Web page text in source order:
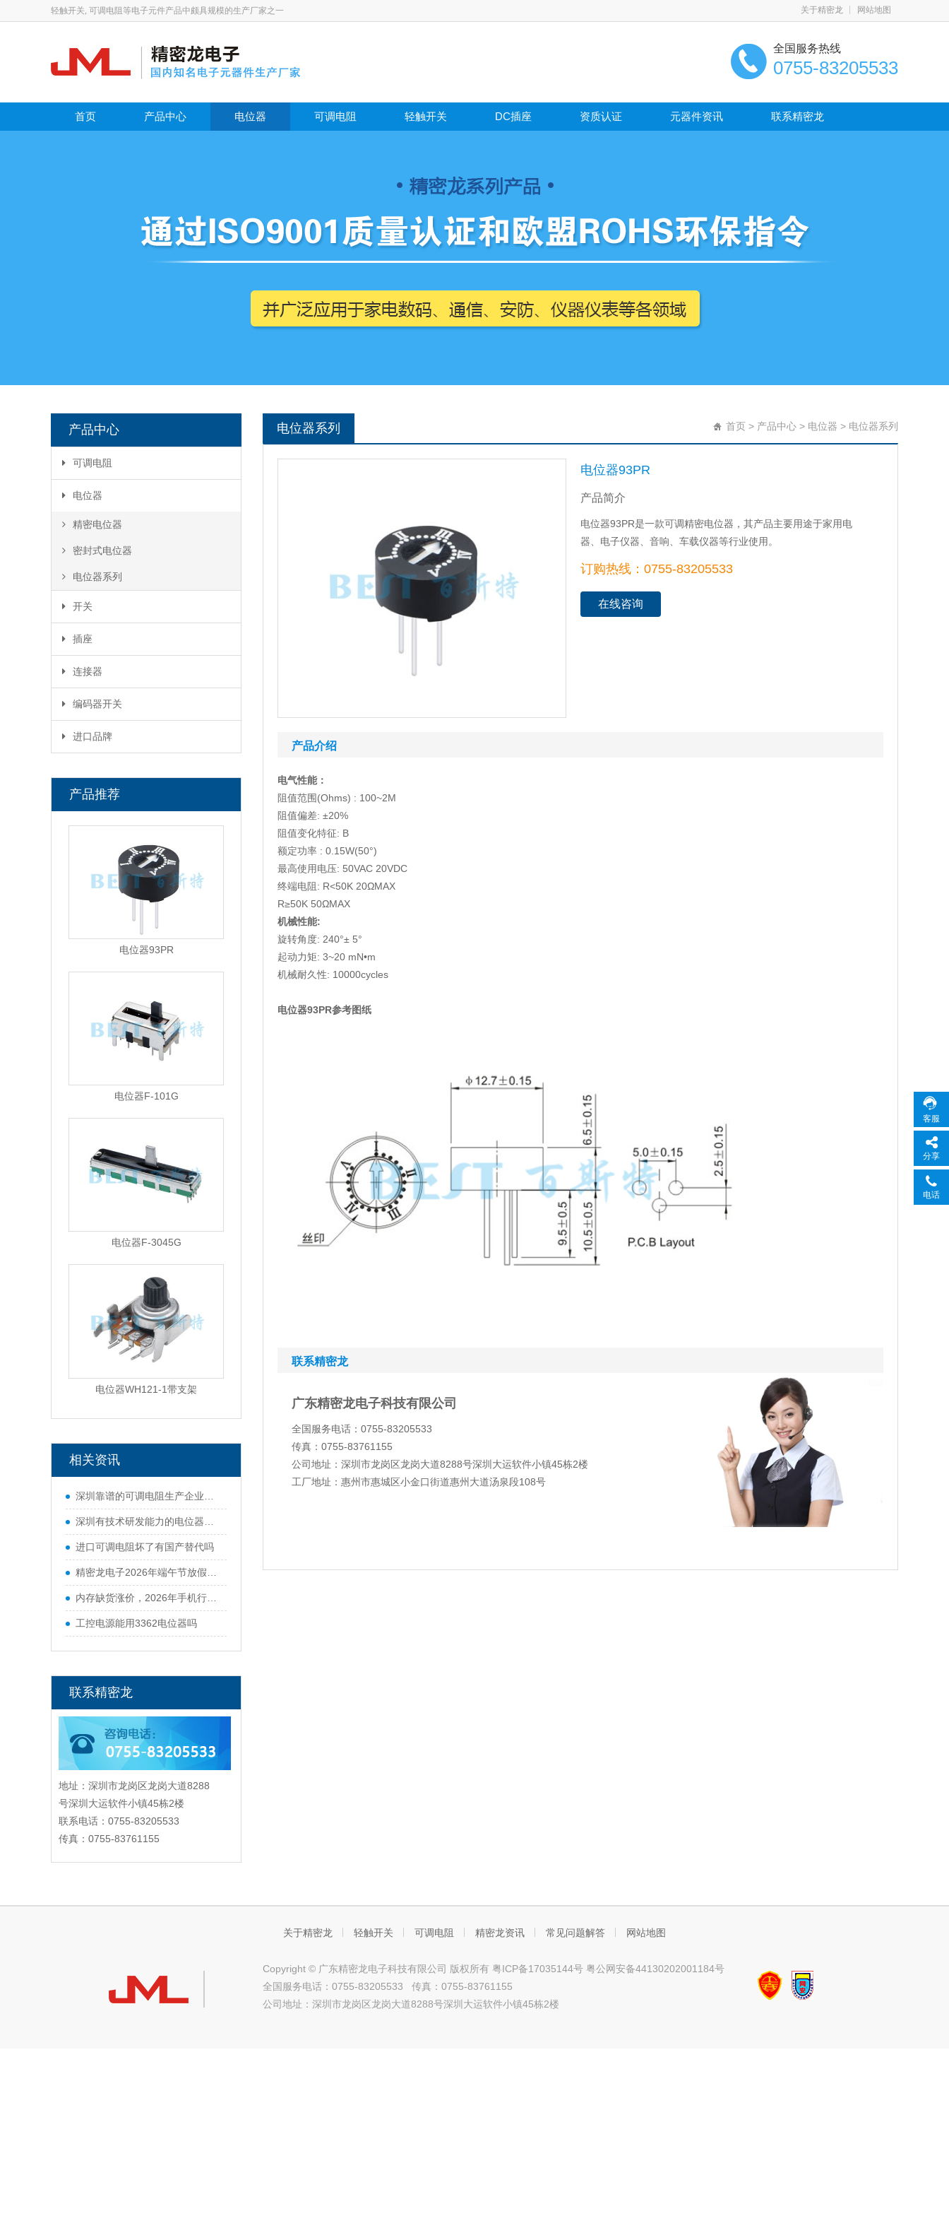
轻触开关, 可调电阻等电子元件产品中颇具规模的生产厂家之一 关于精密龙 网站地图
全国服务热线
0755-83205533
首页 产品中心 电位器 可调电阻 轻触开关 DC插座 资质认证 元器件资讯 联系精密龙
产品中心
可调电阻
碳膜可调电阻
陶瓷可调电阻
电位器
精密电位器
密封式电位器
电位器系列
开关
轻触开关
微动开关
微型拨动开关
插座
DC插座
SD卡座
连接器
FPC连接器
接线端子
编码器开关
进口品牌
ALPS轻触开关
TOCOS电位器
BOURNS电位器
BOURNS保险丝
Panasonic可调电阻
产品推荐
电位器93PR
电位器F-101G
电位器F-3045G
电位器WH121-1带支架
相关资讯
深圳靠谱的可调电阻生产企业有哪些
深圳有技术研发能力的电位器厂商有哪些
进口可调电阻坏了有国产替代吗
精密龙电子2026年端午节放假通知
内存缺货涨价，2026年手机行业迎来寒冬
工控电源能用3362电位器吗
联系精密龙
地址：深圳市龙岗区龙岗大道8288
号深圳大运软件小镇45栋2楼
联系电话：0755-83205533
传真：0755-83761155
电位器系列 首页 > 产品中心 > 电位器 > 电位器系列
电位器93PR
产品简介
电位器93PR是一款可调精密电位器，其产品主要用途于家用电
器、电子仪器、音响、车载仪器等行业使用。
订购热线：0755-83205533
在线咨询
产品介绍
电气性能：
阻值范围(Ohms) : 100~2M
阻值偏差: ±20%
阻值变化特征: B
额定功率 : 0.15W(50°)
最高使用电压: 50VAC 20VDC
终端电阻: R<50K 20ΩMAX
R≥50K 50ΩMAX
机械性能:
旋转角度: 240°± 5°
起动力矩: 3~20 mN•m
机械耐久性: 10000cycles
电位器93PR参考图纸
联系精密龙
广东精密龙电子科技有限公司
全国服务电话：0755-83205533
传真：0755-83761155
公司地址：深圳市龙岗区龙岗大道8288号深圳大运软件小镇45栋2楼
工厂地址：惠州市惠城区小金口街道惠州大道汤泉段108号
关于精密龙 轻触开关 可调电阻 精密龙资讯 常见问题解答 网站地图
Copyright © 广东精密龙电子科技有限公司 版权所有 粤ICP备17035144号 粤公网安备44130202001184号
全国服务电话：0755-83205533 传真：0755-83761155
公司地址：深圳市龙岗区龙岗大道8288号深圳大运软件小镇45栋2楼
客服
分享
电话